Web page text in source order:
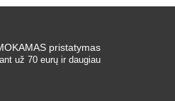
pristatymas
už 70 eurų ir daugiau